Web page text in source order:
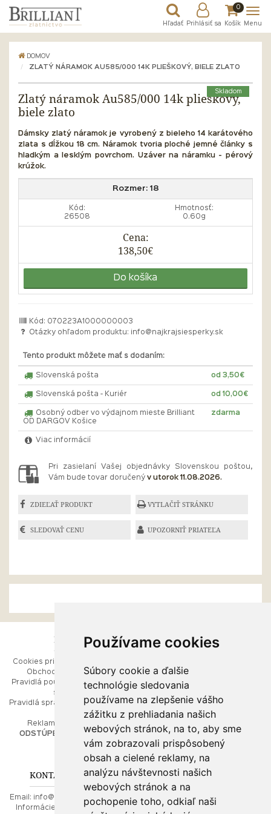
Používame cookies
Súbory cookie a ďalšie
technológie sledovania
používame na zlepšenie vášho
zážitku z prehliadania našich
webových stránok, na to, aby sme
vám zobrazovali prispôsobený
obsah a cielené reklamy, na
analýzu návštevnosti našich
webových stránok a na
pochopenie toho, odkiaľ naši
Hľadať Prihlásiť sa
0
Košík Menu
DOMOV
ZLATÝ NÁRAMOK AU585/000 14K PLIEŠKOVÝ, BIELE ZLATO
Skladom
Zlatý náramok Au585/000 14k plieškový,
biele zlato
Dámsky zlatý náramok je vyrobený z bieleho 14 karátového
zlata sdĺžkou 18 cm. Náramok tvoria ploché jemné články s
hladkým a lesklým povrchom. Uzáver na náramku - pérový
krúžok.
Rozmer: 18
Kód:
26508
Hmotnosť:
0.60g
Cena:
138,50€
Do košíka
Kód: 070223A1000000003
Otázky ohľadom produktu:
info@najkrajsiesperky.sk
Tento produkt môžete mať s dodaním:
Slovenská pošta od 3,50€
Slovenská pošta - Kuriér od 10,00€
Osobný odber vo výdajnom mieste Brilliant
OD DARGOV Košice
zdarma
Viac informácií
Pri zasielaní Vašej objednávky Slovenskou poštou,
Vám bude tovar doručený v utorok 11.08.2026.
ZDIEĽAŤ PRODUKT VYTLAČIŤ STRÁNKU
SLEDOVAŤ CENU UPOZORNIŤ PRIATEĽA
ESHOP
Cookies pri prezeraní stránok
Obchodné podmienky
Pravidlá používania webových
stránok
Pravidlá spracúvania osobných
Reklamačný poriadok
ODSTÚPENIE OD ZMLUVY
RÝCHLE MENU
Ako balíme Vaše šperky
Kontaktujte nás
PORADŇA
Ako nakupovať
O drahých kovoch
Doprava a poštovné
KONTAKT NA NÁS
Email:
info@najkrajsiesperky.sk
Informácie:
+421917 881556,